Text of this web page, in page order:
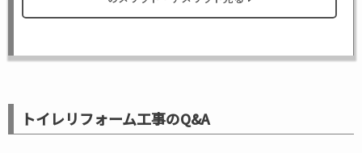
トイレリフォーム工事のQ&A